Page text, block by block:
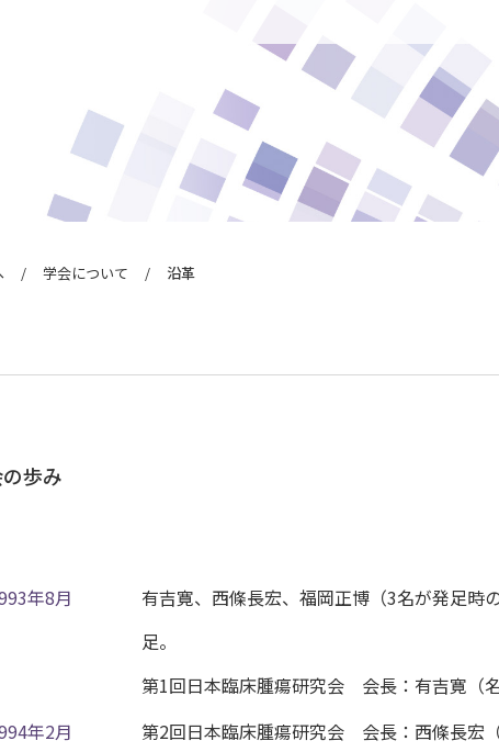
知らせ
ついて
ついて
学会について 沿革
歩み
年8月
有吉寛、西條長宏、福岡正博（3名が発足時
足。
第1回日本臨床腫瘍研究会 会長：有吉寛（
年2月
第2回日本臨床腫瘍研究会 会長：西條長宏（